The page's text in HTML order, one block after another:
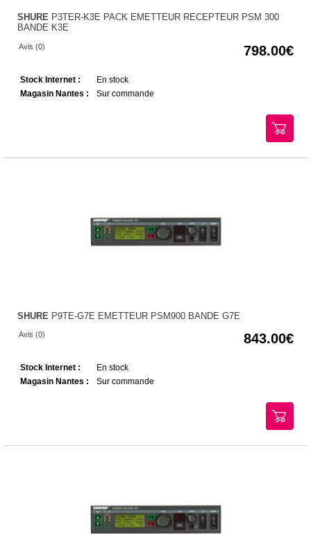
SHURE P3TER-K3E PACK EMETTEUR RECEPTEUR PSM 300
BANDE K3E
Avis (0) 798.00
Stock Internet :
En stock
Magasin Nantes :
Sur commande
SHURE P9TE-G7E EMETTEUR PSM900 BANDE G7E
Avis (0) 843.00
Stock Internet :
En stock
Magasin Nantes :
Sur commande